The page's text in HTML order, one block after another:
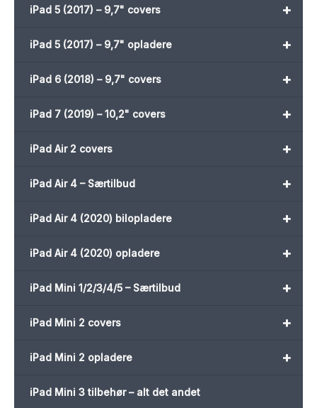
+
iPad 5 (2017) – 9,7" covers
+
iPad 5 (2017) – 9,7" opladere
+
iPad 6 (2018) – 9,7" covers
+
iPad 7 (2019) – 10,2" covers
+
iPad Air 2 covers
+
iPad Air 4 – Særtilbud
+
iPad Air 4 (2020) bilopladere
+
iPad Air 4 (2020) opladere
+
iPad Mini 1/2/3/4/5 – Særtilbud
+
iPad Mini 2 covers
+
iPad Mini 2 opladere
iPad Mini 3 tilbehør – alt det andet